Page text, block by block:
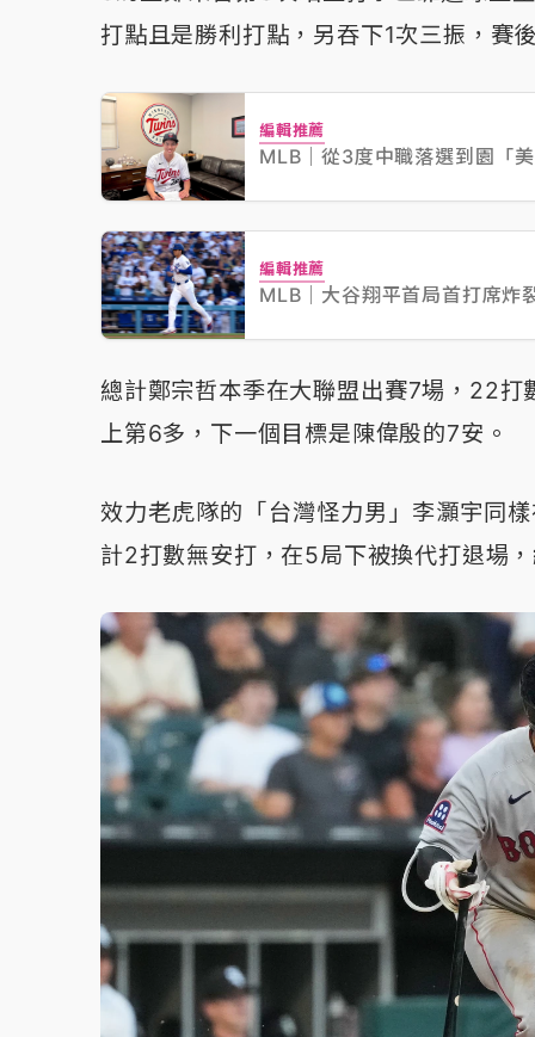
打點且是勝利打點，另吞下1次三振，賽
編輯推薦
MLB｜從3度中職落選到園「
編輯推薦
MLB｜大谷翔平首局首打席
總計鄭宗哲本季在大聯盟出賽7場，22
上第6多，下一個目標是陳偉殷的7安。
效力老虎隊的「台灣怪力男」李灝宇同
計2打數無安打，在5局下被換代打退場